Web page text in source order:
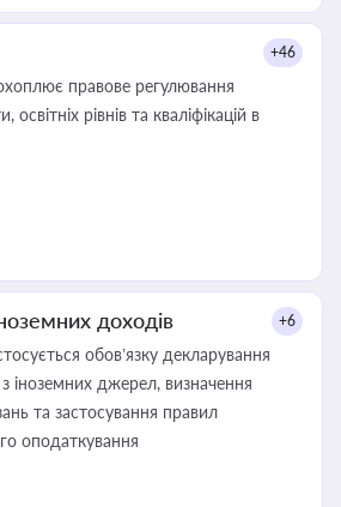
+46
правове регулювання
рівнів та кваліфікацій в
доходів +6
обов’язку декларування
іноземних джерел, визначення
та застосування правил
оподаткування